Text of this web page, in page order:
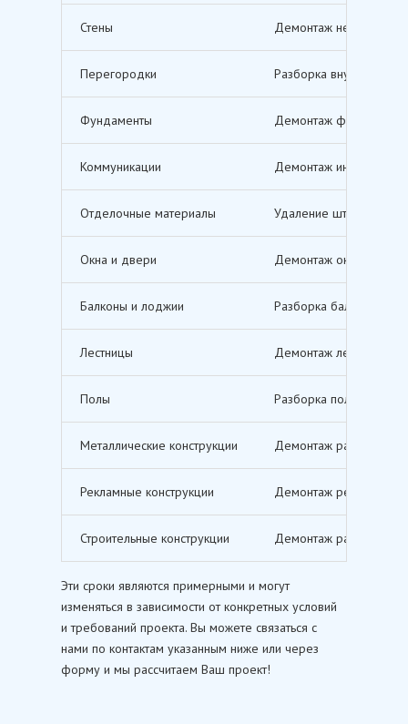
Стены Демонтаж несущих и
Перегородки Разборка внутренних
Фундаменты Демонтаж
Коммуникации Демонтаж инженерных
Отделочные материалы Удаление штукатурки,
Окна и двери Демонтаж оконных и
Балконы и лоджии Разборка балконов и
Лестницы Демонтаж лестничных
Полы Разборка полов,
Металлические конструкции Демонтаж различных
Рекламные конструкции Демонтаж рекламных
Строительные конструкции Демонтаж различных
Эти сроки являются примерными и могут
изменяться в зависимости от конкретных условий
и требований проекта. Вы можете связаться с
нами по контактам указанным ниже или через
форму и мы рассчитаем Ваш проект!